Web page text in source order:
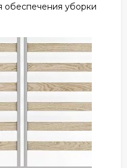
обеспечения уборки